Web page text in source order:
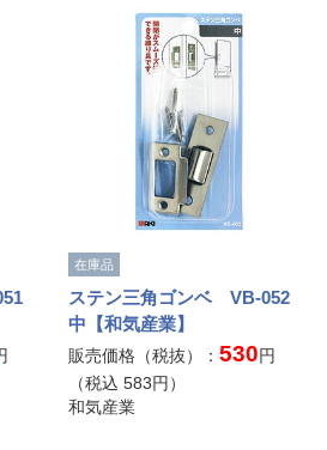
在庫品
ステン三角ゴンベ VB-052
中【和気産業】
販売価格（税抜）：530円
（税込583円）
和気産業